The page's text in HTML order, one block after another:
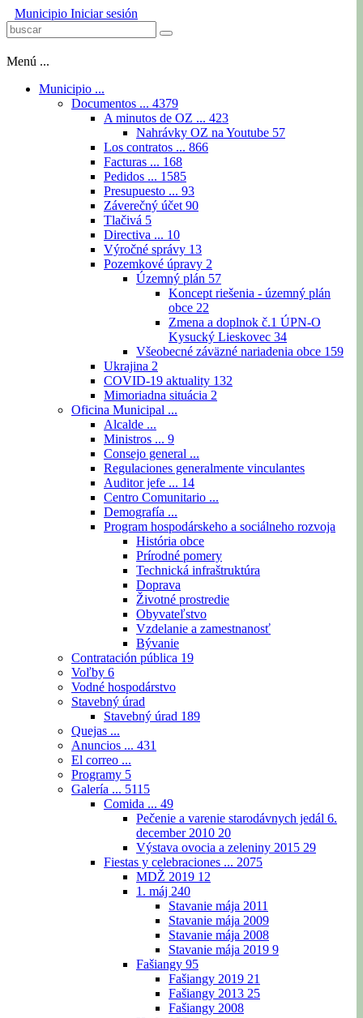
Municipio Iniciar sesión
Menú ...
Municipio ...
Documentos ... 4379
A minutos de OZ ... 423
Nahrávky OZ na Youtube 57
Los contratos ... 866
Facturas ... 168
Pedidos ... 1585
Presupuesto ... 93
Záverečný účet 90
Tlačivá 5
Directiva ... 10
Výročné správy 13
Pozemkové úpravy 2
Územný plán 57
Koncept riešenia - územný plán
obce 22
Zmena a doplnok č.1 ÚPN-O
Kysucký Lieskovec 34
Všeobecné záväzné nariadenia obce 159
Ukrajina 2
COVID-19 aktuality 132
Mimoriadna situácia 2
Oficina Municipal ...
Alcalde ...
Ministros ... 9
Consejo general ...
Regulaciones generalmente vinculantes
Auditor jefe ... 14
Centro Comunitario ...
Demografía ...
Program hospodárskeho a sociálneho rozvoja
História obce
Prírodné pomery
Technická infraštruktúra
Doprava
Životné prostredie
Obyvateľstvo
Vzdelanie a zamestnanosť
Bývanie
Contratación pública 19
Voľby 6
Vodné hospodárstvo
Stavebný úrad
Stavebný úrad 189
Quejas ...
Anuncios ... 431
El correo ...
Programy 5
Galería ... 5115
Comida ... 49
Pečenie a varenie starodávnych jedál 6.
december 2010 20
Výstava ovocia a zeleniny 2015 29
Fiestas y celebraciones ... 2075
MDŽ 2019 12
1. máj 240
Stavanie mája 2011
Stavanie mája 2009
Stavanie mája 2008
Stavanie mája 2019 9
Fašiangy 95
Fašiangy 2019 21
Fašiangy 2013 25
Fašiangy 2008